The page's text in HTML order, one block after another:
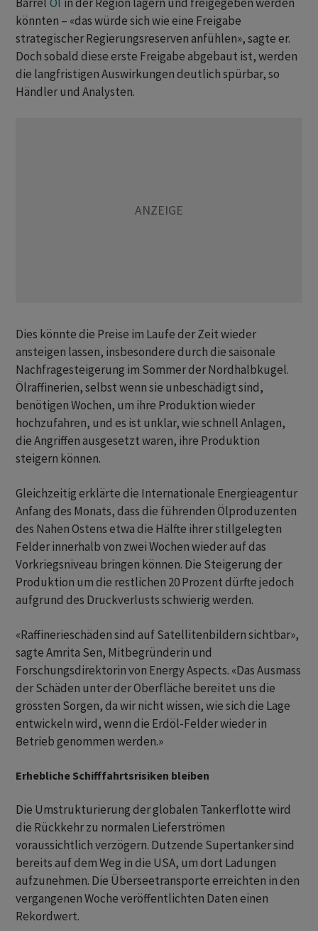
Barrel Öl in der Region lagern und freigegeben werden
könnten – «das würde sich wie eine Freigabe
strategischer Regierungsreserven anfühlen», sagte er.
Doch sobald diese erste Freigabe abgebaut ist, werden
die langfristigen Auswirkungen deutlich spürbar, so
Händler und Analysten.
Dies könnte die Preise im Laufe der Zeit wieder
ansteigen lassen, insbesondere durch die saisonale
Nachfragesteigerung im Sommer der Nordhalbkugel.
Ölraffinerien, selbst wenn sie unbeschädigt sind,
benötigen Wochen, um ihre Produktion wieder
hochzufahren, und es ist unklar, wie schnell Anlagen,
die Angriffen ausgesetzt waren, ihre Produktion
steigern können.
Gleichzeitig erklärte die Internationale Energieagentur
Anfang des Monats, dass die führenden Ölproduzenten
des Nahen Ostens etwa die Hälfte ihrer stillgelegten
Felder innerhalb von zwei Wochen wieder auf das
Vorkriegsniveau bringen können. Die Steigerung der
Produktion um die restlichen 20 Prozent dürfte jedoch
aufgrund des Druckverlusts schwierig werden.
«Raffinerieschäden sind auf Satellitenbildern sichtbar»,
sagte Amrita Sen, Mitbegründerin und
Forschungsdirektorin von Energy Aspects. «Das Ausmass
der Schäden unter der Oberfläche bereitet uns die
grössten Sorgen, da wir nicht wissen, wie sich die Lage
entwickeln wird, wenn die Erdöl-Felder wieder in
Betrieb genommen werden.»
Erhebliche Schifffahrtsrisiken bleiben
Die Umstrukturierung der globalen Tankerflotte wird
die Rückkehr zu normalen Lieferströmen
voraussichtlich verzögern. Dutzende Supertanker sind
bereits auf dem Weg in die USA, um dort Ladungen
aufzunehmen. Die Überseetransporte erreichten in den
vergangenen Woche veröffentlichten Daten einen
Rekordwert.